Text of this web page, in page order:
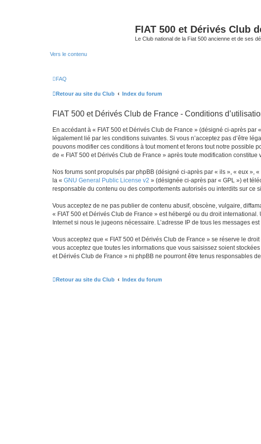
FIAT 500 et Dérivés Club
Le Club national de la Fiat 500 ancienne et de ses
Vers le contenu
FAQ
Retour au site du Club Index du forum
FIAT 500 et Dérivés Club de France - Conditions
En accédant à « FIAT 500 et Dérivés Club de France » (désigné ci-après
légalement lié par les conditions suivantes. Si vous n’acceptez pas d’être
pouvons modifier ces conditions à tout moment et ferons tout notre possible
de « FIAT 500 et Dérivés Club de France » après toute modification
Nos forums sont propulsés par phpBB (désigné ci-après par « ils », « eux
la « GNU General Public License v2 » (désignée ci-après par « GPL ») et
responsable du contenu ou des comportements autorisés ou interdits sur
Vous acceptez de ne pas publier de contenu abusif, obscène, vulgaire,
« FIAT 500 et Dérivés Club de France » est hébergé ou du droit
Internet si nous le jugeons nécessaire. L’adresse IP de tous les messages
Vous acceptez que « FIAT 500 et Dérivés Club de France » se réserve le
vous acceptez que toutes les informations que vous saisissez soient
et Dérivés Club de France » ni phpBB ne pourront être tenus responsables
Retour au site du Club Index du forum